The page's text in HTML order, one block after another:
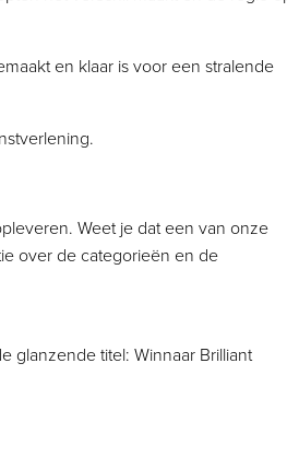
en klaar is voor een stralende
Weet je dat een van onze
over de categorieën en de
glanzende titel: Winnaar Brilliant